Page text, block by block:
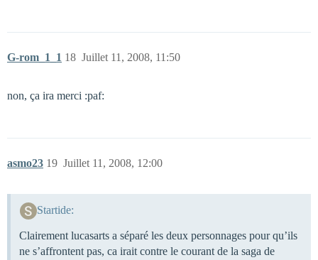
G-rom_1_1 Juillet 11, 2008, 11:50
18
non, ça ira merci :paf:
asmo23 Juillet 11, 2008, 12:00
19
Startide:
Clairement lucasarts a séparé les deux personnages pour qu’ils
ne s’affrontent pas, ca irait contre le courant de la saga de